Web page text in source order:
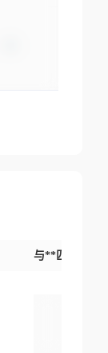
与**匹配交易